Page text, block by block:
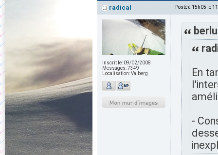
radical Posté à 15h05 le
Inscrit le: 09/02/2008
Messages:7349
Localisation:Valberg
En
-